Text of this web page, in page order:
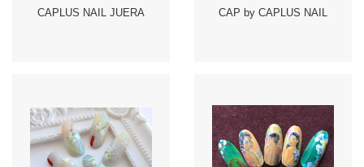
CAPLUS NAIL JUERA CAP by CAPLUS NAIL